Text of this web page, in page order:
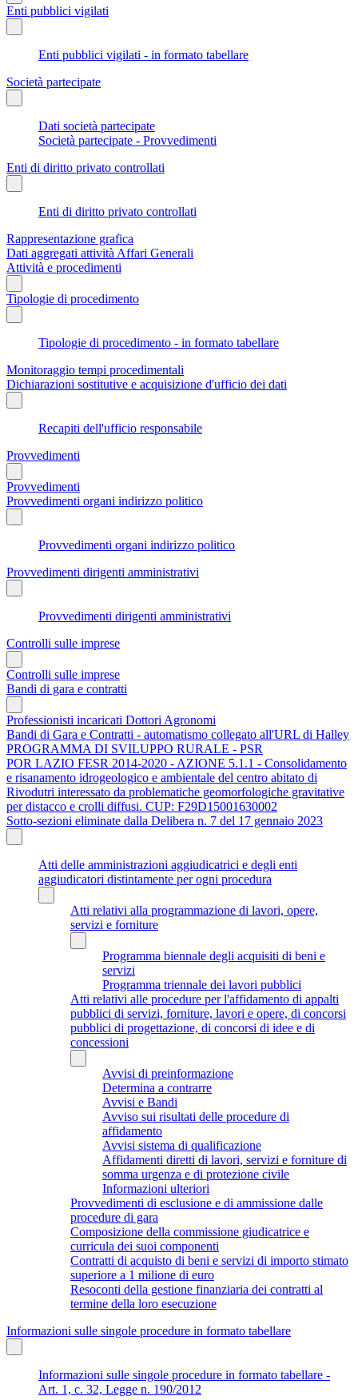
Enti pubblici vigilati
Enti pubblici vigilati - in formato tabellare
Società partecipate
Dati società partecipate
Società partecipate - Provvedimenti
Enti di diritto privato controllati
Enti di diritto privato controllati
Rappresentazione grafica
Dati aggregati attività Affari Generali
Attività e procedimenti
Tipologie di procedimento
Tipologie di procedimento - in formato tabellare
Monitoraggio tempi procedimentali
Dichiarazioni sostitutive e acquisizione d'ufficio dei dati
Recapiti dell'ufficio responsabile
Provvedimenti
Provvedimenti
Provvedimenti organi indirizzo politico
Provvedimenti organi indirizzo politico
Provvedimenti dirigenti amministrativi
Provvedimenti dirigenti amministrativi
Controlli sulle imprese
Controlli sulle imprese
Bandi di gara e contratti
Professionisti incaricati Dottori Agronomi
Bandi di Gara e Contratti - automatismo collegato all'URL di Halley
PROGRAMMA DI SVILUPPO RURALE - PSR
POR LAZIO FESR 2014-2020 - AZIONE 5.1.1 - Consolidamento
e risanamento idrogeologico e ambientale del centro abitato di
Rivodutri interessato da problematiche geomorfologiche gravitative
per distacco e crolli diffusi. CUP: F29D15001630002
Sotto-sezioni eliminate dalla Delibera n. 7 del 17 gennaio 2023
Atti delle amministrazioni aggiudicatrici e degli enti
aggiudicatori distintamente per ogni procedura
Atti relativi alla programmazione di lavori, opere,
servizi e forniture
Programma biennale degli acquisiti di beni e
servizi
Programma triennale dei lavori pubblici
Atti relativi alle procedure per l'affidamento di appalti
pubblici di servizi, forniture, lavori e opere, di concorsi
pubblici di progettazione, di concorsi di idee e di
concessioni
Avvisi di preinformazione
Determina a contrarre
Avvisi e Bandi
Avviso sui risultati delle procedure di
affidamento
Avvisi sistema di qualificazione
Affidamenti diretti di lavori, servizi e forniture di
somma urgenza e di protezione civile
Informazioni ulteriori
Provvedimenti di esclusione e di ammissione dalle
procedure di gara
Composizione della commissione giudicatrice e
curricula dei suoi componenti
Contratti di acquisto di beni e servizi di importo stimato
superiore a 1 milione di euro
Resoconti della gestione finanziaria dei contratti al
termine della loro esecuzione
Informazioni sulle singole procedure in formato tabellare
Informazioni sulle singole procedure in formato tabellare -
Art. 1, c. 32, Legge n. 190/2012